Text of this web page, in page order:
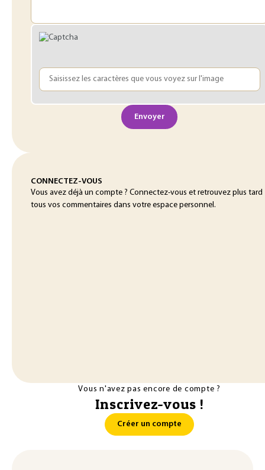
Envoyer
CONNECTEZ-VOUS
Vous avez déjà un compte ? Connectez-vous et retrouvez plus tard
tous vos commentaires dans votre espace personnel.
Vous n'avez pas encore de compte ?
Inscrivez-vous !
Créer un compte